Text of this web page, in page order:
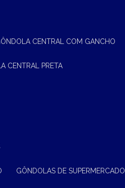
GÔNDOLA CENTRAL COM GANCHO
CENTRAL PRETA
GÔNDOLAS DE SUPERMERCADO